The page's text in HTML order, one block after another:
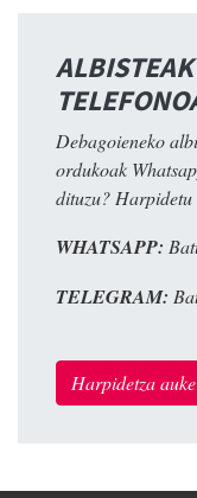
Debagoieneko
ordukoak
dituzu? Harpidetu
WHATSAPP:
TELEGRAM:
Harpidetza